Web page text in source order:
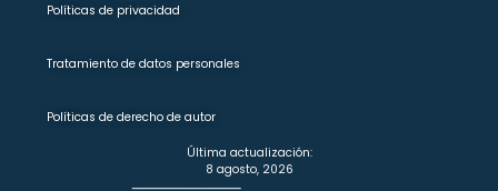
Políticas de privacidad
Tratamiento de datos personales
Políticas de derecho de autor
Última actualización:
8 agosto, 2026